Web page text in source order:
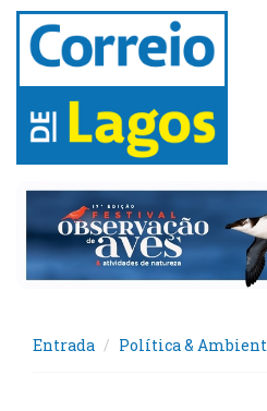
Entrada Política &